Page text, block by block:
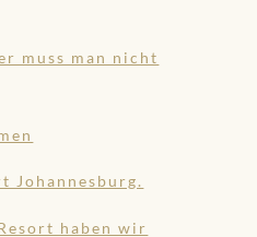
muss man nicht
Johannesburg.
haben wir